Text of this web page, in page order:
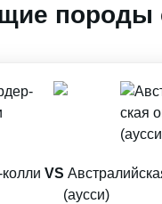
породы
VS
(аусси)